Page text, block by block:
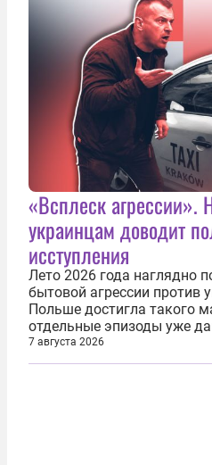
«Всплеск агрессии».
украинцам доводит
исступления
Лето 2026 года наглядно
бытовой агрессии против
Польше достигла такого
отдельные эпизоды уже
случайными. Поляки, судя
буквально теряют
7 августа 2026